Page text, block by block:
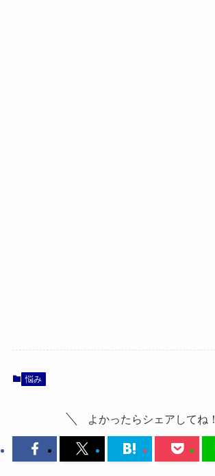
悩み
よかったらシェアしてね！